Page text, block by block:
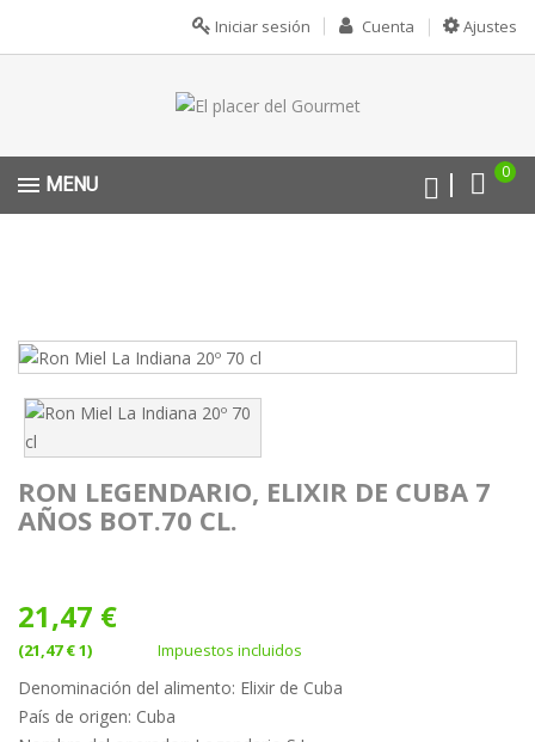
Ajustes
Cuenta
Iniciar sesión
0
MENU
RON LEGENDARIO, ELIXIR DE CUBA 7
AÑOS BOT.70 CL.
21,47 €
(21,47 € 1) Impuestos incluidos
Denominación del alimento: Elixir de Cuba
País de origen: Cuba